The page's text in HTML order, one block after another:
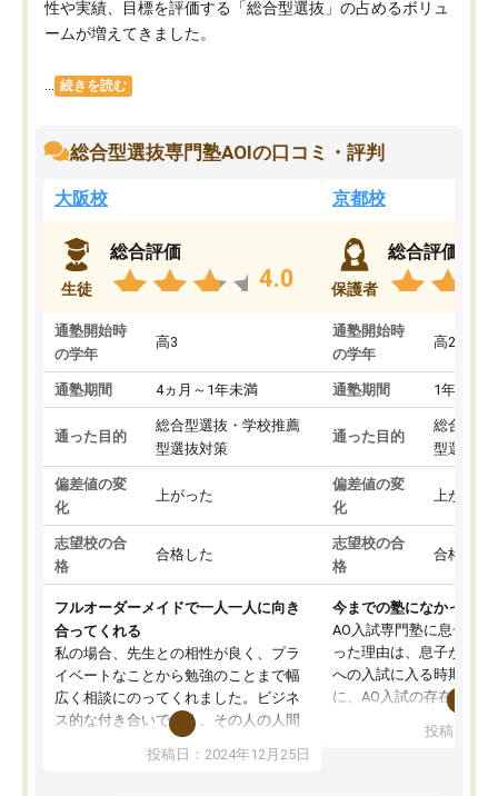
性や実績、目標を評価する「総合型選抜」の占めるボリュ
ームが増えてきました。
続きを読む
総合型選抜専門塾AOIの口コミ・評判
大阪校
生徒
総合評価
4.0
通塾開始時
の学年
高3
通塾期間 4ヵ月～1年未満
通った目的
総合型選抜・学校推薦
型選抜対策
偏差値の変
化
上がった
志望校の合
格
合格した
フルオーダーメイドで一人一人に向き
合ってくれる
私の場合、先生との相性が良く、プラ
イベートなことから勉強のことまで幅
広く相談にのってくれました。ビジネ
ス的な付き合いでなく、その人の人間
性までを適切に把握し、むきあってい
るなぁと強く感じることできました。
投稿日：2024年12月25日
京都校
保護者
総合評価
通塾開始時
の学年
高2
通塾期間 1年以上
通った目的
総合型選
型選抜対
偏差値の変
化
上がった
志望校の合
格
合格した
今までの塾になかった
AO入試専門塾に息子を
った理由は、息子が高校
への入試に入る時期に差
に、AO入試の存在を息
たことから、AOIに入塾
投稿日：